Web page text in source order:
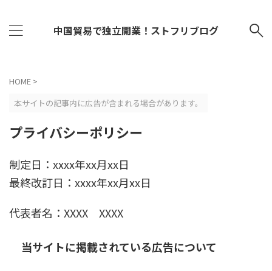
中国貿易で独立開業！ストフリブログ
HOME >
本サイトの記事内に広告が含まれる場合があります。
プライバシーポリシー
制定日：xxxx年xx月xx日
最終改訂日：xxxx年xx月xx日
代表者名：XXXX XXXX
当サイトに掲載されている広告について